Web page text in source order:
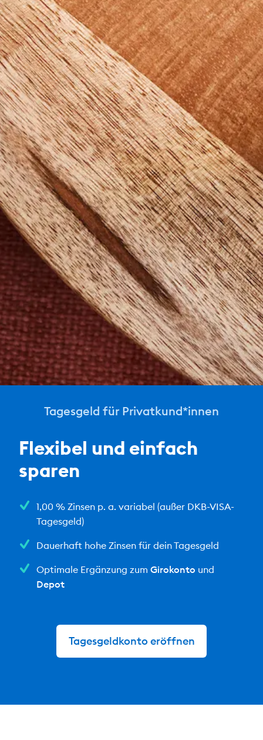
Tagesgeld für Privatkund*innen
Flexibel und einfach
sparen
1,00 % Zinsen p. a. variabel (außer DKB-VISA-
Tagesgeld)
Dauerhaft hohe Zinsen für dein Tagesgeld
Optimale Ergänzung zum Girokonto und
Depot
Tagesgeldkonto eröffnen